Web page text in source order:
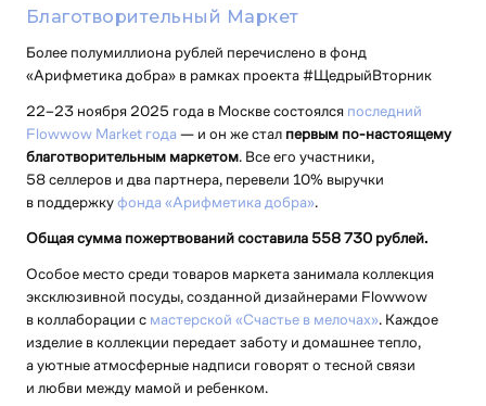
Благотворительный Маркет
Более полумиллиона рублей перечислено в фонд
«Арифметика добра» в рамках проекта #ЩедрыйВторник
22–23 ноября 2025 года в Москве состоялсяпоследний
Flowwow Market года— и он же сталпервым по-настоящему
благотворительным маркетом. Все его участники,
58 селлеров и два партнера, перевели 10% выручки
в поддержкуфонда «Арифметика добра».
Общая сумма пожертвований составила 558 730 рублей.
Особое место среди товаров маркета занимала коллекция
эксклюзивной посуды, созданной дизайнерами Flowwow
в коллаборации смастерской «Счастье в мелочах». Каждое
изделие в коллекции передает заботу и домашнее тепло,
а уютные атмосферные надписи говорят о тесной связи
и любви между мамой и ребенком.